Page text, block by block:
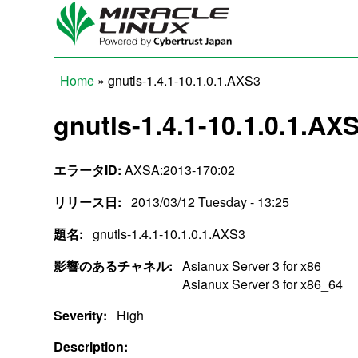
Skip to main content
Home » gnutls-1.4.1-10.1.0.1.AXS3
gnutls-1.4.1-
エラータID: AXSA:2013-170:02
リリース日: 2013/03/12 Tuesday - 13:25
題名: gnutls-1.4.1-10.1.0.1.AXS3
影響のあるチャネル: Asianux Server 3 for x86
Asianux Server 3 for x86_64
Severity:
High
Description: